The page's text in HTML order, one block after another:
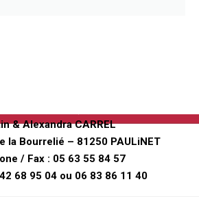
fer à Cheval"
& Alexandra CARREL
la Bourrelié – 81250 PAULiNET
/ Fax : 05 63 55 84 57
68 95 04 ou 06 83 86 11 40